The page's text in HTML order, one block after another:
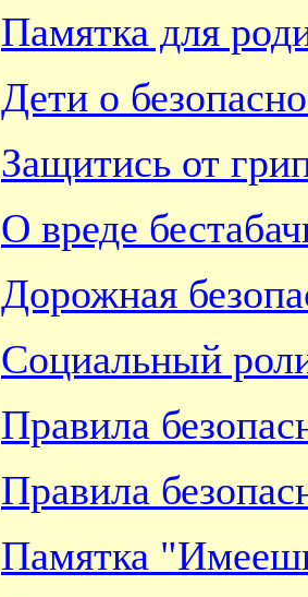
Памятка для
Дети о
Защитись от
О вреде
Дорожная
Социальный
Правила
Правила
Памятка